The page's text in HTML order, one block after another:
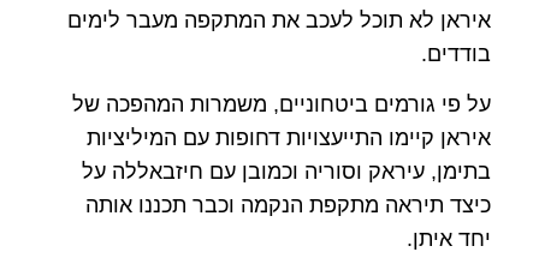
איראן לא תוכל לעכב את המתקפה מעבר לימים
בודדים.
על פי גורמים ביטחוניים, משמרות המהפכה של
איראן קיימו התייעצויות דחופות עם המיליציות
בתימן, עיראק וסוריה וכמובן עם חיזבאללה על
כיצד תיראה מתקפת הנקמה וכבר תכננו אותה
יחד איתן.